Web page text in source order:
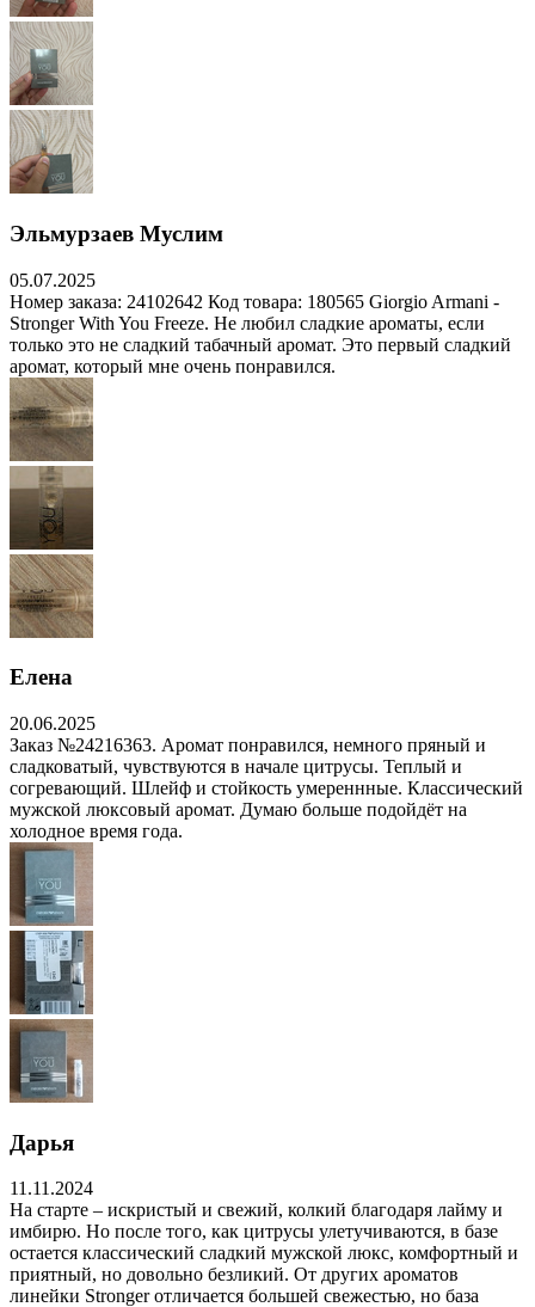
Эльмурзаев Муслим
05.07.2025
Номер заказа: 24102642 Код товара: 180565 Giorgio Armani -
Stronger With You Freeze. Не любил сладкие ароматы, если
только это не сладкий табачный аромат. Это первый сладкий
аромат, который мне очень понравился.
Елена
20.06.2025
Заказ №24216363. Аромат понравился, немного пряный и
сладковатый, чувствуются в начале цитрусы. Теплый и
согревающий. Шлейф и стойкость умереннные. Классический
мужской люксовый аромат. Думаю больше подойдёт на
холодное время года.
Дарья
11.11.2024
На старте – искристый и свежий, колкий благодаря лайму и
имбирю. Но после того, как цитрусы улетучиваются, в базе
остается классический сладкий мужской люкс, комфортный и
приятный, но довольно безликий. От других ароматов
линейки Stronger отличается большей свежестью, но база